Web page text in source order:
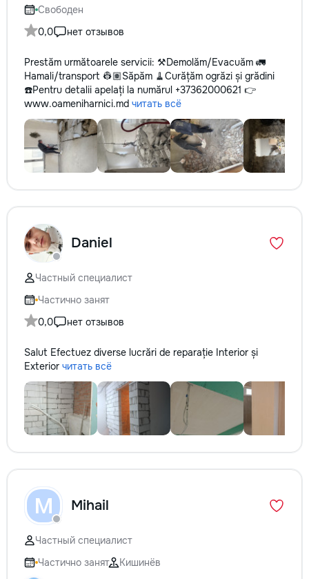
Свободен
0,0
нет отзывов
Prestăm următoarele servicii: ⚒️Demolăm/Evacuăm 🚛
Hamali/transport 👷🏽Săpăm 🧹Curățăm ogrăzi și grădini
☎️Pentru detalii apelați la numărul +37362000621 👉
www.oameniharnici.md читать всё
Daniel
Частный специалист
Частично занят
0,0
нет отзывов
Salut Efectuez diverse lucrări de reparație Interior și
Exterior читать всё
M Mihail
Частный специалист
Частично занят
Кишинёв